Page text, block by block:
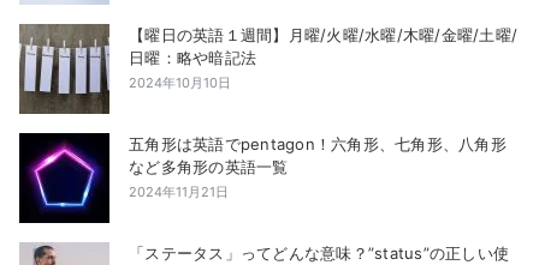
【曜日の英語１週間】月曜/火曜/水曜/木曜/金曜/土曜/
日曜：略や暗記法
2024年10月10日
五角形は英語でpentagon！六角形、七角形、八角形
など多角形の英語一覧
2024年11月21日
「ステータス」ってどんな意味？”status”の正しい使